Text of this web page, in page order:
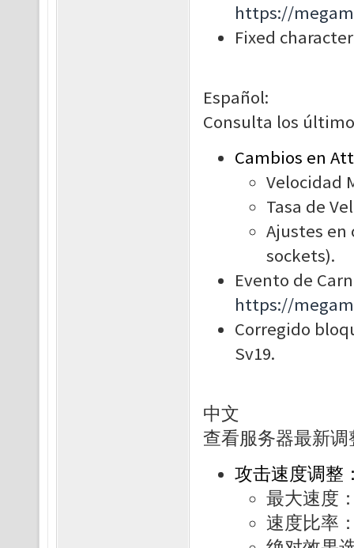
https://
Fixed
Español:
Consulta los
Cambios en
Velocidad
Tasa de
Ajustes en
sockets).
Evento de
https://
Corregido
Sv19.
中文
查看服务器最新调
攻击速度调整
最大速度
速度比率